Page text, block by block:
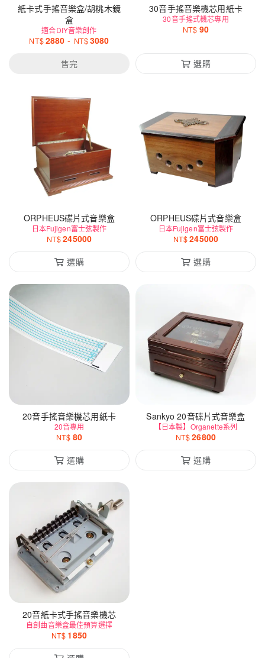
紙卡式手搖音樂盒/胡桃木鏡
盒
適合DIY音樂創作
NT$2880 - NT$3080
售完
30音手搖音樂機芯用紙卡
30音手搖式機芯專用
NT$ 90
選購
ORPHEUS碟片式音樂盒
日本Fujigen富士弦製作
NT$245000
選購
ORPHEUS碟片式音樂盒
日本Fujigen富士弦製作
NT$245000
選購
20音手搖音樂機芯用紙卡
20音專用
NT$ 80
選購
Sankyo 20音碟片式音樂盒
【日本製】Organette系列
NT$26800
選購
20音紙卡式手搖音樂機芯
自創曲音樂盒最佳預算選擇
NT$ 1850